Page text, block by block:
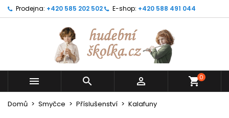
Prodejna: +420 585 202 502 E-shop: +420 588 491 044
   shopping_cart0
Domů Smyčce Příslušenství Kalafuny